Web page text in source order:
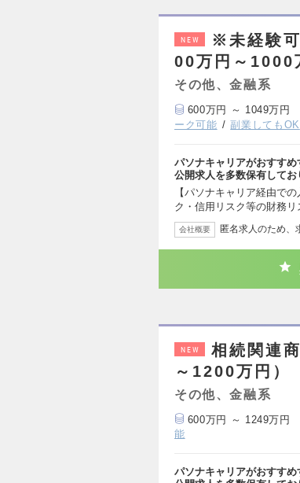
NEW
※未経験
00万円～1000
その他、金融系
600万円 ～ 1049万円
ーク可能
副業してもOK
パソナキャリアがおすす
公開求人を多数保有して
【パソナキャリア経由で
ク・信用リスク等の財務
会社概要 匿名求人のため、
NEW
相続関連
～1200万円）
その他、金融系
600万円 ～ 1249万円
能
パソナキャリアがおすす